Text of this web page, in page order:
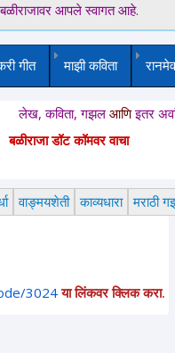
बळीराजावर आपले स्वागत आहे.
गीत माझी कविता
कविता, गझलआणिइतर अवांतर
बळीराजा डॉट कॉमवर वाचा
वाङ्मयशेती काव्यधारा मराठी
3024 या लिंकवर क्लिक करा.